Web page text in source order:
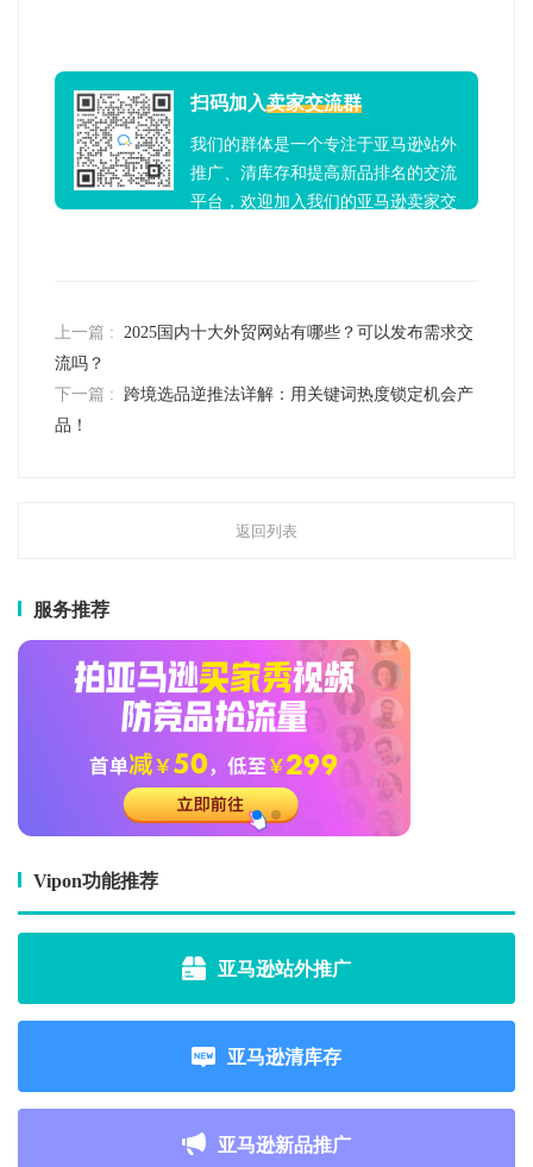
扫码加入卖家交流群
我们的群体是一个专注于亚马逊站外
推广、清库存和提高新品排名的交流
平台，欢迎加入我们的亚马逊卖家交
上一篇 :
2025国内十大外贸网站有哪些？可以发布需求交
流吗？
下一篇 : 跨境选品逆推法详解：用关键词热度锁定机会产
品！
返回列表
服务推荐
Vipon功能推荐
亚马逊站外推广
亚马逊清库存
亚马逊新品推广